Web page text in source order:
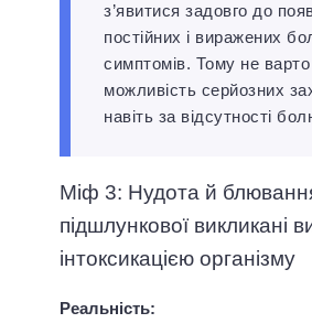
з’явитися задовго до
постійних і виражених
симптомів. Тому не варто
можливість серйозних
навіть за відсутності
Міф 3: Нудота й
підшлункової викликані
інтоксикацією організму
Реальність: